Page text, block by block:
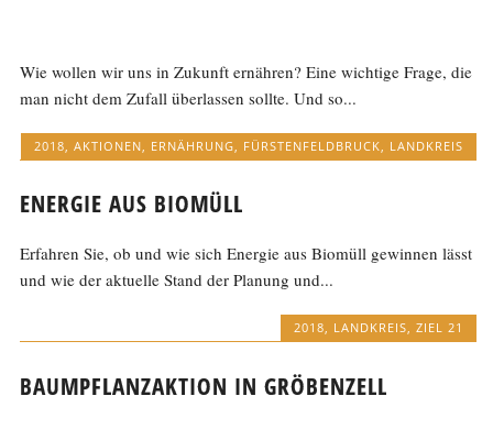
Wie wollen wir uns in Zukunft ernähren? Eine wichtige Frage, die
man nicht dem Zufall überlassen sollte. Und so...
2018, AKTIONEN, ERNÄHRUNG, FÜRSTENFELDBRUCK, LANDKREIS
ENERGIE AUS BIOMÜLL
Erfahren Sie, ob und wie sich Energie aus Biomüll gewinnen lässt
und wie der aktuelle Stand der Planung und...
2018, LANDKREIS, ZIEL 21
BAUMPFLANZAKTION IN GRÖBENZELL